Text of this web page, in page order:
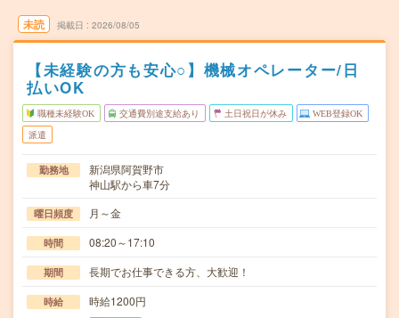
未読 掲載日 2026/08/05
【未経験の方も安心○】機械オペレーター/日
払いOK
職種未経験OK 交通費別途支給あり 土日祝日が休み WEB登録OK
派遣
勤務地
新潟県阿賀野市
神山駅から車7分
曜日頻度 月～金
時間 08:20～17:10
期間 長期でお仕事できる方、大歓迎！
時給 時給1200円